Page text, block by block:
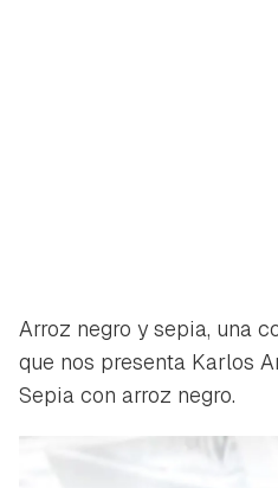
Arroz negro y sepia, una
que nos presenta Karlos
Sepia con arroz negro.